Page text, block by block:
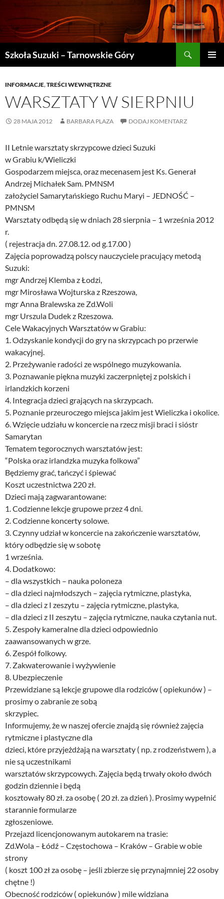
Szkoła Suzuki – Tarnowskie Góry
TREŚCI
INFORMACJE,TREŚCI WEWNĘTRZNE
WARSZTATY W SIERPNIU
28 MAJA 2012 BARBARA PLAZA DODAJ KOMENTARZ
II Letnie warsztaty skrzypcowe dzieci Suzuki
w Grabiu k/Wieliczki
Gospodarzem miejsca, oraz mecenasem jest Ks. Generał
Andrzej Michałek Sam. PMNSM
założyciel Samarytańskiego Ruchu Maryi – JEDNOŚĆ –
PMNSM
Warsztaty odbędą się w dniach 28 sierpnia – 1 września 2012
r.
( rejestracja dn. 27.08.12. od g.17.00 )
Zajęcia poprowadzą polscy nauczyciele pracujący metodą
Suzuki:
mgr Andrzej Klemba z Łodzi,
mgr Mirosława Wojturska z Rzeszowa,
mgr Anna Bralewska ze Zd.Woli
mgr Urszula Dudek z Rzeszowa.
Cele Wakacyjnych Warsztatów w Grabiu:
1. Odzyskanie kondycji do gry na skrzypcach po przerwie
wakacyjnej.
2. Przeżywanie radości ze wspólnego muzykowania.
3. Poznawanie piękna muzyki zaczerpniętej z polskich i
irlandzkich korzeni
4. Integracja dzieci grających na skrzypcach.
5. Poznanie przeuroczego miejsca jakim jest Wieliczka i okolice.
6. Wzięcie udziału w koncercie na rzecz misji braci i sióstr
Samarytan
Tematem tegorocznych warsztatów jest:
“Polska oraz irlandzka muzyka folkowa”
Będziemy grać, tańczyć i śpiewać
Koszt uczestnictwa 220 zł.
Dzieci mają zagwarantowane:
1. Codzienne lekcje grupowe przez 4 dni.
2. Codzienne koncerty solowe.
3. Czynny udział w koncercie na zakończenie warsztatów,
który odbędzie się w sobotę
1 września.
4. Dodatkowo:
– dla wszystkich – nauka poloneza
– dla dzieci najmłodszych – zajęcia rytmiczne, plastyka,
– dla dzieci z I zeszytu – zajęcia rytmiczne, plastyka,
– dla dzieci z II zeszytu – zajęcia rytmiczne, nauka czytania nut.
5. Zespoły kameralne dla dzieci odpowiednio
zaawansowanych w grze.
6. Zespół folkowy.
7. Zakwaterowanie i wyżywienie
8. Ubezpieczenie
Przewidziane są lekcje grupowe dla rodziców ( opiekunów ) –
prosimy o zabranie ze sobą
skrzypiec.
Informujemy, że w naszej ofercie znajdą się również zajęcia
rytmiczne i plastyczne dla
dzieci, które przyjeżdżają na warsztaty ( np. z rodzeństwem ), a
nie są uczestnikami
warsztatów skrzypcowych. Zajęcia będą trwały około dwóch
godzin dziennie i będą
kosztowały 80 zł. za osobę ( 20 zł. za dzień ). Prosimy wypełnić
starannie formularze
zgłoszeniowe.
Przejazd licencjonowanym autokarem na trasie:
Zd.Wola – Łódź – Częstochowa – Kraków – Grabie w obie
strony
( koszt 100 zł za osobę – jeśli zbierze się przynajmniej 22 osoby
chętne !)
Obecność rodziców ( opiekunów ) mile widziana